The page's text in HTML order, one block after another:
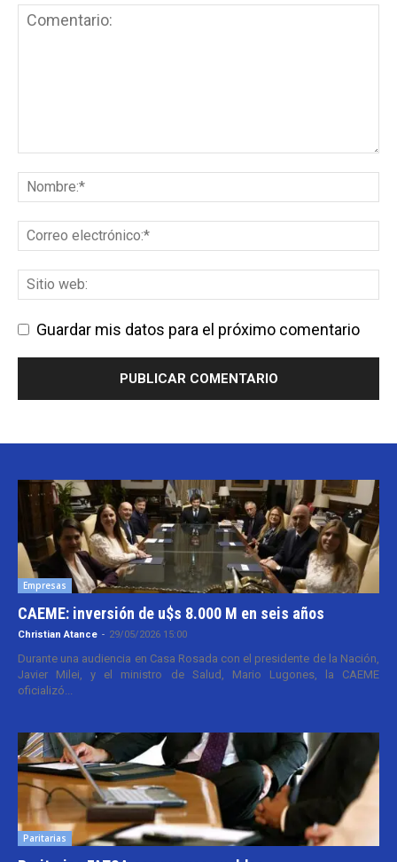
Guardar mis datos para el próximo comentario
Empresas
CAEME: inversión de u$s 8.000 M en seis años
Christian Atance - 29/05/2026 15:00
Durante una audiencia en Casa Rosada con el presidente de la Nación,
Javier Milei, y el ministro de Salud, Mario Lugones, la CAEME
oficializó...
Paritarias